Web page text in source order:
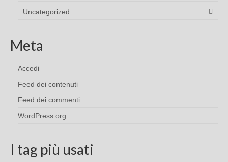
Uncategorized
Meta
Accedi
Feed dei contenuti
Feed dei commenti
WordPress.org
I tag più usati